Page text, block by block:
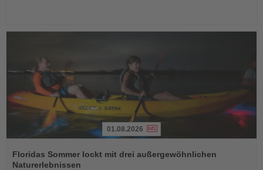
Sie
die
01.08.2026
Floridas Sommer lockt mit drei außergewöhnlichen
Naturerlebnissen